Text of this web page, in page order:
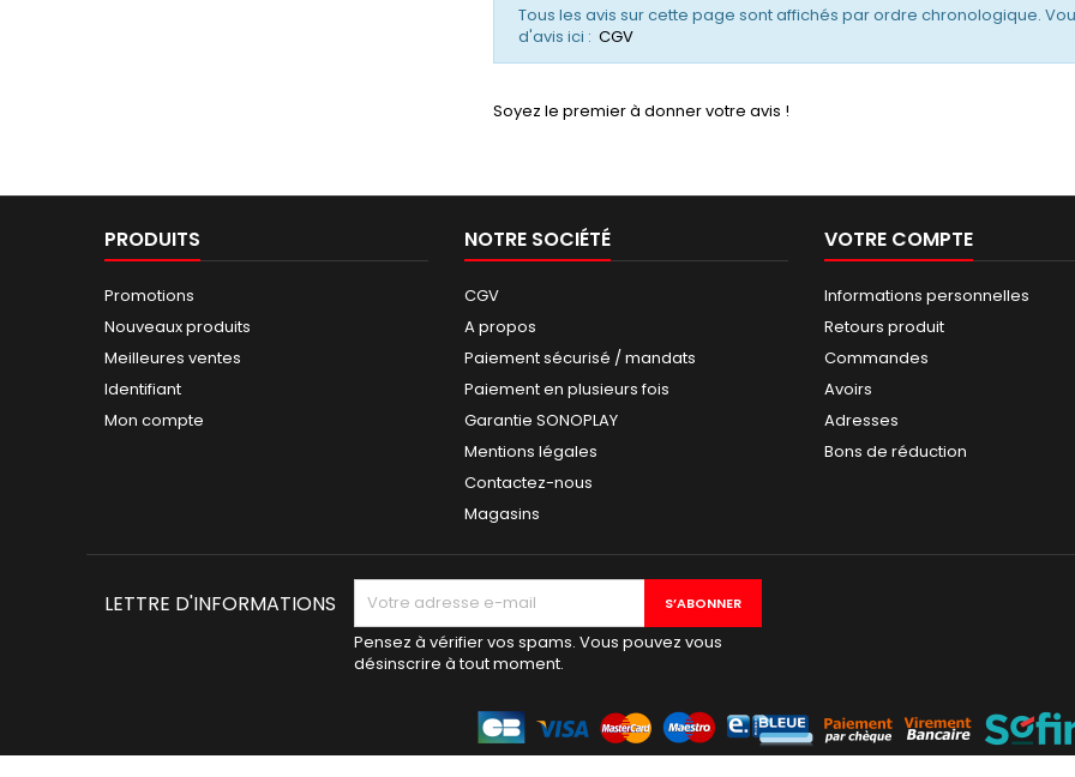
Tous les avis sur cette page sont affichés par ordre chronologique.
d'avis ici : CGV
Soyez le premier à donner votre avis !
PRODUITS
Promotions
Nouveaux produits
Meilleures ventes
Identifiant
Mon compte
NOTRE SOCIÉTÉ
CGV
A propos
Paiement sécurisé / mandats
Paiement en plusieurs fois
Garantie SONOPLAY
Mentions légales
Contactez-nous
Magasins
VOTRE COMPTE
Informations personnelles
Retours produit
Commandes
Avoirs
Adresses
Bons de réduction
LETTRE D'INFORMATIONS
Pensez à vérifier vos spams. Vous pouvez vous
désinscrire à tout moment.